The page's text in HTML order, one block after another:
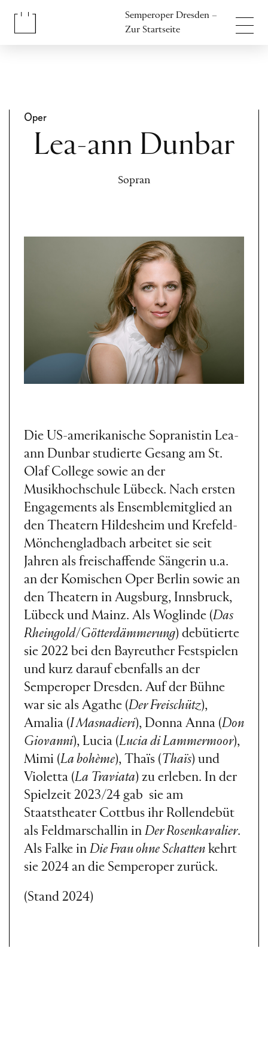
Semperoper Dresden –
Zur Startseite
Oper
Lea-ann Dunbar
Sopran
Die US-amerikanische Sopranistin Lea-
ann Dunbar studierte Gesang am St.
Olaf College sowie an der
Musikhochschule Lübeck. Nach ersten
Engagements als Ensemblemitglied an
den Theatern Hildesheim und Krefeld-
Mönchengladbach arbeitet sie seit
Jahren als freischaffende Sängerin u.a.
an der Komischen Oper Berlin sowie an
den Theatern in Augsburg, Innsbruck,
Lübeck und Mainz. Als Woglinde (Das
Rheingold/Götterdämmerung) debütierte
sie 2022 bei den Bayreuther Festspielen
und kurz darauf ebenfalls an der
Semperoper Dresden. Auf der Bühne
war sie als Agathe (Der Freischütz),
Amalia (I Masnadieri), Donna Anna (Don
Giovanni), Lucia (Lucia di Lammermoor),
Mimi (La bohème), Thaïs (Thaïs) und
Violetta (La Traviata) zu erleben. In der
Spielzeit 2023/24 gab sie am
Staatstheater Cottbus ihr Rollendebüt
als Feldmarschallin in Der Rosenkavalier.
Als Falke in Die Frau ohne Schatten kehrt
sie 2024 an die Semperoper zurück.
(Stand 2024)